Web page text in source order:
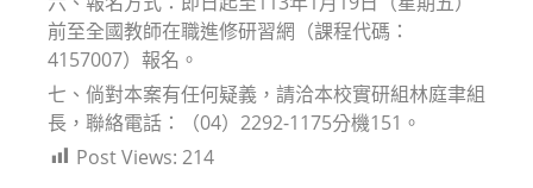
前至全國教師在職進修研習網（課程代碼：
4157007）報名。
七、倘對本案有任何疑義，請洽本校實研組林庭聿組
長，聯絡電話：（04）2292-1175分機151。
Post Views: 214